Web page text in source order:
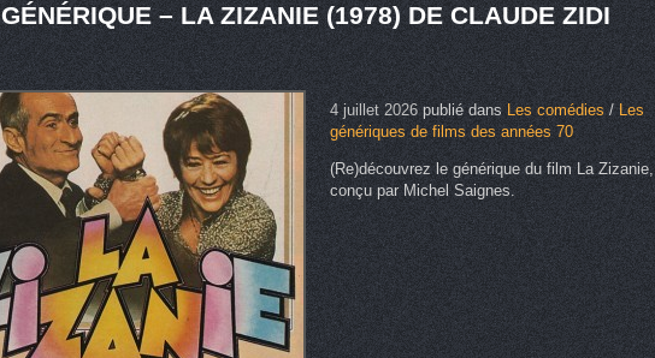
GÉNÉRIQUE – LA ZIZANIE (1978) DE CLAUDE ZIDI
4 juillet 2026publié dans Les comédies/Les
génériques de films des années 70
(Re)découvrez le générique du film La Zizanie,
conçu par Michel Saignes.